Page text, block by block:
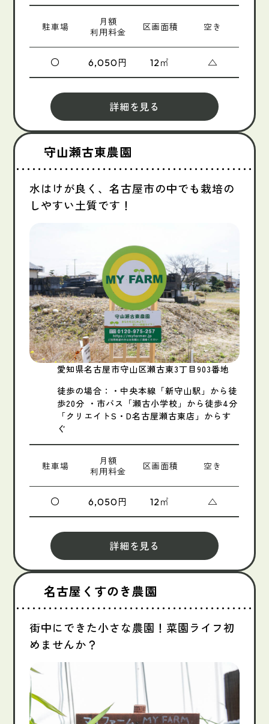
駐車場
月額
利用料金
区画面積 空き
〇 6,050円 12 ㎡ △
詳細を見る
守山瀬古東農園
水はけが良く、名古屋市の中でも栽培の
しやすい土質です！
愛知県名古屋市守山区瀬古東3丁目903番地
徒歩の場合：・中央本線「新守山駅」から徒
歩20分​ ・市バス「瀬古小学校」から徒歩4分​
「クリエイトS・D名古屋瀬古東店」からす
ぐ​
駐車場
月額
利用料金
区画面積 空き
〇 6,050円 12 ㎡ △
詳細を見る
名古屋くすのき農園
街中にできた小さな農園！菜園ライフ初
めませんか？